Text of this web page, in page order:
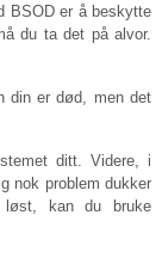
BSOD er ​​å beskytte
du ta det på alvor.
din er død, men det
ditt. Videre, i
nok problem dukker
kan du bruke